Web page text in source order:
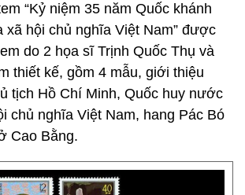
“Kỷ niệm 35 năm Quốc khánh
xã hội chủ nghĩa Việt Nam” được
do 2 họa sĩ Trịnh Quốc Thụ và
thiết kế, gồm 4 mẫu, giới thiệu
tịch Hồ Chí Minh, Quốc huy nước
chủ nghĩa Việt Nam, hang Pác Bó
Cao Bằng.